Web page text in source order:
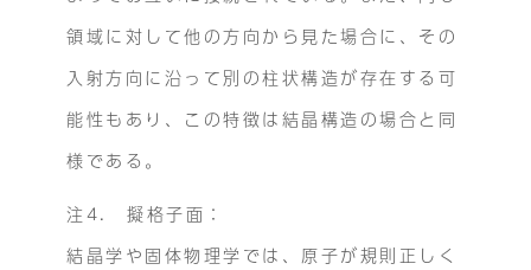
領域に対して他の方向から見た場合に、その
入射方向に沿って別の柱状構造が存在する可
能性もあり、この特徴は結晶構造の場合と同
様である。
注4. 擬格子面：
結晶学や固体物理学では、原子が規則正しく